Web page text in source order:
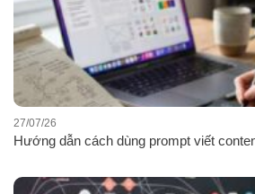
Hướng dẫn cách dùng prompt viết
27/07/26